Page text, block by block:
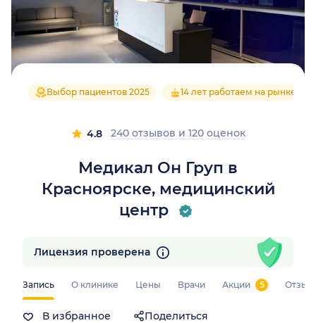
Медикал Он Груп в
Красноярске, медицинский
центр
Выбор пациентов 2025 14 лет работаем на рынке
4.8 240 отзывов и 120 оценок
Запись О клинике Цены Врачи Акции 5
В избранное Поделиться
Лицензия проверена